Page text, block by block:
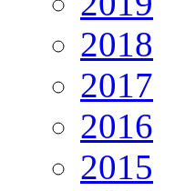
2018
2017
2016
2015